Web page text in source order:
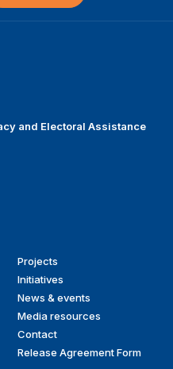
and Electoral Assistance
Projects
Initiatives
News & events
Media resources
Contact
Release Agreement Form